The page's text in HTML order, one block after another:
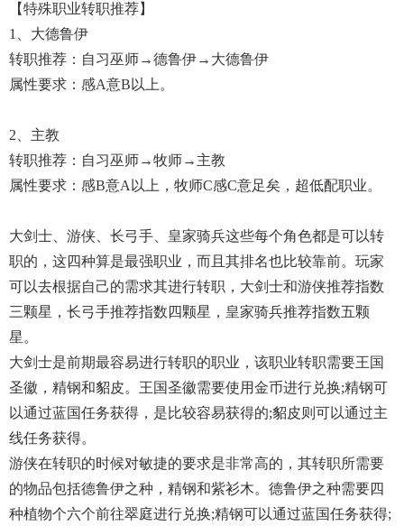
【特殊职业转职推荐】
1、大德鲁伊
转职推荐：自习巫师→德鲁伊→大德鲁伊
属性要求：感A意B以上。
2、主教
转职推荐：自习巫师→牧师→主教
属性要求：感B意A以上，牧师C感C意足矣，超低配职业。
大剑士、游侠、长弓手、皇家骑兵这些每个角色都是可以转
职的，这四种算是最强职业，而且其排名也比较靠前。玩家
可以去根据自己的需求其进行转职，大剑士和游侠推荐指数
三颗星，长弓手推荐指数四颗星，皇家骑兵推荐指数五颗
星。
大剑士是前期最容易进行转职的职业，该职业转职需要王国
圣徽，精钢和貂皮。王国圣徽需要使用金币进行兑换;精钢可
以通过蓝国任务获得，是比较容易获得的;貂皮则可以通过主
线任务获得。
游侠在转职的时候对敏捷的要求是非常高的，其转职所需要
的物品包括德鲁伊之种，精钢和紫衫木。德鲁伊之种需要四
种植物个六个前往翠庭进行兑换;精钢可以通过蓝国任务获得;